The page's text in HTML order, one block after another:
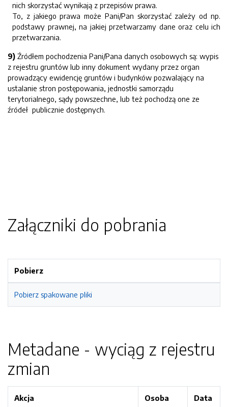
nich skorzystać wynikają z przepisów prawa.
To, z jakiego prawa może Pani/Pan skorzystać zależy od np.
podstawy prawnej, na jakiej przetwarzamy dane oraz celu ich
przetwarzania.
9) Źródłem pochodzenia Pani/Pana danych osobowych są: wypis
z rejestru gruntów lub inny dokument wydany przez organ
prowadzący ewidencję gruntów i budynków pozwalający na
ustalanie stron postępowania, jednostki samorządu
terytorialnego, sądy powszechne, lub też pochodzą one ze
źródeł publicznie dostępnych.
Załączniki do pobrania
Pobierz
Pobierz spakowane pliki
Metadane - wyciąg z rejestru
zmian
Akcja Osoba Data